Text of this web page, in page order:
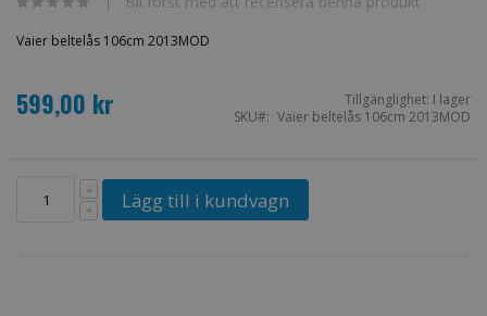
Vaier beltelås 106cm 2013MOD
599,00 kr Tillgänglighet: I lager
SKU
Vaier beltelås 106cm 2013MOD
Lägg till i kundvagn